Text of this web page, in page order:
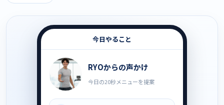
今日やること
RYOからの声かけ
今日の20秒メニューを提案